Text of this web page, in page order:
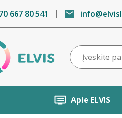
667 80 541
Apie ELVIS